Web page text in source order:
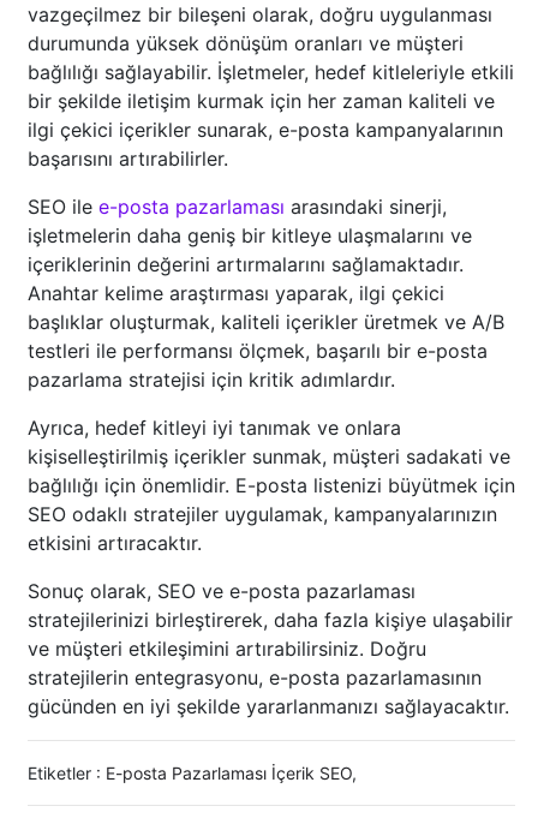
vazgeçilmez bir bileşeni olarak, doğru uygulanması
durumunda yüksek dönüşüm oranları ve müşteri
bağlılığı sağlayabilir. İşletmeler, hedef kitleleriyle etkili
bir şekilde iletişim kurmak için her zaman kaliteli ve
ilgi çekici içerikler sunarak, e-posta kampanyalarının
başarısını artırabilirler.
SEO ile e-posta pazarlaması arasındaki sinerji,
işletmelerin daha geniş bir kitleye ulaşmalarını ve
içeriklerinin değerini artırmalarını sağlamaktadır.
Anahtar kelime araştırması yaparak, ilgi çekici
başlıklar oluşturmak, kaliteli içerikler üretmek ve A/B
testleri ile performansı ölçmek, başarılı bir e-posta
pazarlama stratejisi için kritik adımlardır.
Ayrıca, hedef kitleyi iyi tanımak ve onlara
kişiselleştirilmiş içerikler sunmak, müşteri sadakati ve
bağlılığı için önemlidir. E-posta listenizi büyütmek için
SEO odaklı stratejiler uygulamak, kampanyalarınızın
etkisini artıracaktır.
Sonuç olarak, SEO ve e-posta pazarlaması
stratejilerinizi birleştirerek, daha fazla kişiye ulaşabilir
ve müşteri etkileşimini artırabilirsiniz. Doğru
stratejilerin entegrasyonu, e-posta pazarlamasının
gücünden en iyi şekilde yararlanmanızı sağlayacaktır.
Etiketler : E-posta Pazarlaması İçerik SEO,